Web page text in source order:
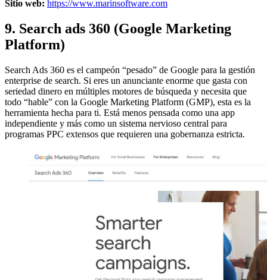
Sitio web: https://www.marinsoftware.com
9. Search ads 360 (Google Marketing
Platform)
Search Ads 360 es el campeón “pesado” de Google para la gestión
enterprise de search. Si eres un anunciante enorme que gasta con
seriedad dinero en múltiples motores de búsqueda y necesita que
todo “hable” con la Google Marketing Platform (GMP), esta es la
herramienta hecha para ti. Está menos pensada como una app
independiente y más como un sistema nervioso central para
programas PPC extensos que requieren una gobernanza estricta.